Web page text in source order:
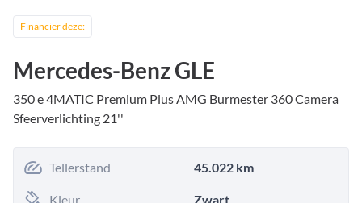
Financier deze:
Mercedes-Benz GLE
350 e 4MATIC Premium Plus AMG Burmester 360 Camera
Sfeerverlichting 21''
Tellerstand 45.022 km
Kleur Zwart